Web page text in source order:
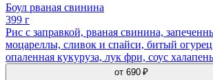
Боул рваная свинина
399 г
Рис с заправкой, рваная свинина,
моцареллы, сливок и спайси, битый
опаленная кукуруза, лук фри, соус
от 690 ₽